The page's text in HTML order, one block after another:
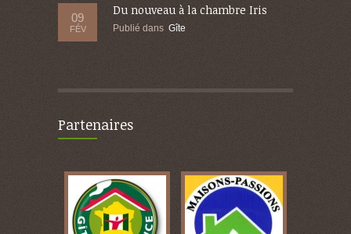
09
FÉV
Du nouveau à la chambre Iris
Publié dans Gîte
Partenaires